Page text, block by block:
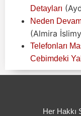
Detayları
Neden
(Almira
Telefonları
Cebimdeki
Her Hakkı